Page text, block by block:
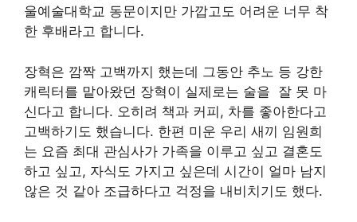
울예술대학교 동문이지만 가깝고도 어려운 너무 착
한 후배라고 합니다.
장혁은 깜짝 고백까지 했는데 그동안 추노 등 강한
캐릭터를 맡아왔던 장혁이 실제로는 술을 잘 못 마
신다고 합니다. 오히려 책과 커피, 차를 좋아한다고
고백하기도 했습니다. 한편 미운 우리 새끼 임원희
는 요즘 최대 관심사가 가족을 이루고 싶고 결혼도
하고 싶고, 자식도 가지고 싶은데 시간이 얼마 남지
않은 것 같아 조급하다고 걱정을 내비치기도 했다.